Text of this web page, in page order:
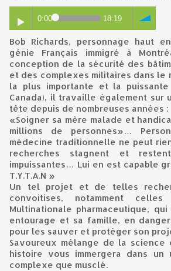
0:00 18:19
Bob Richards, personnage haut en couleurs, est un
génie Français immigré à
conception de la sécurité des
et des complexes militaires dans le
la plus importante et la
Canada), il travaille également sur
tête depuis de nombreuses années :
«Soigner sa mère malade et
millions de personnes»…
médecine traditionnelle ne peut
recherches stagnent et
impuissantes… Lui en est capable
T.Y.T.A.N »
Un tel projet et de telles
convoitises, notamment celles
Multinationale pharmaceutique,
entourage et sa famille, en
pour les sauver et protéger son
Savoureux mélange de la science
histoire vous immergera dans un
complexe que musclé.